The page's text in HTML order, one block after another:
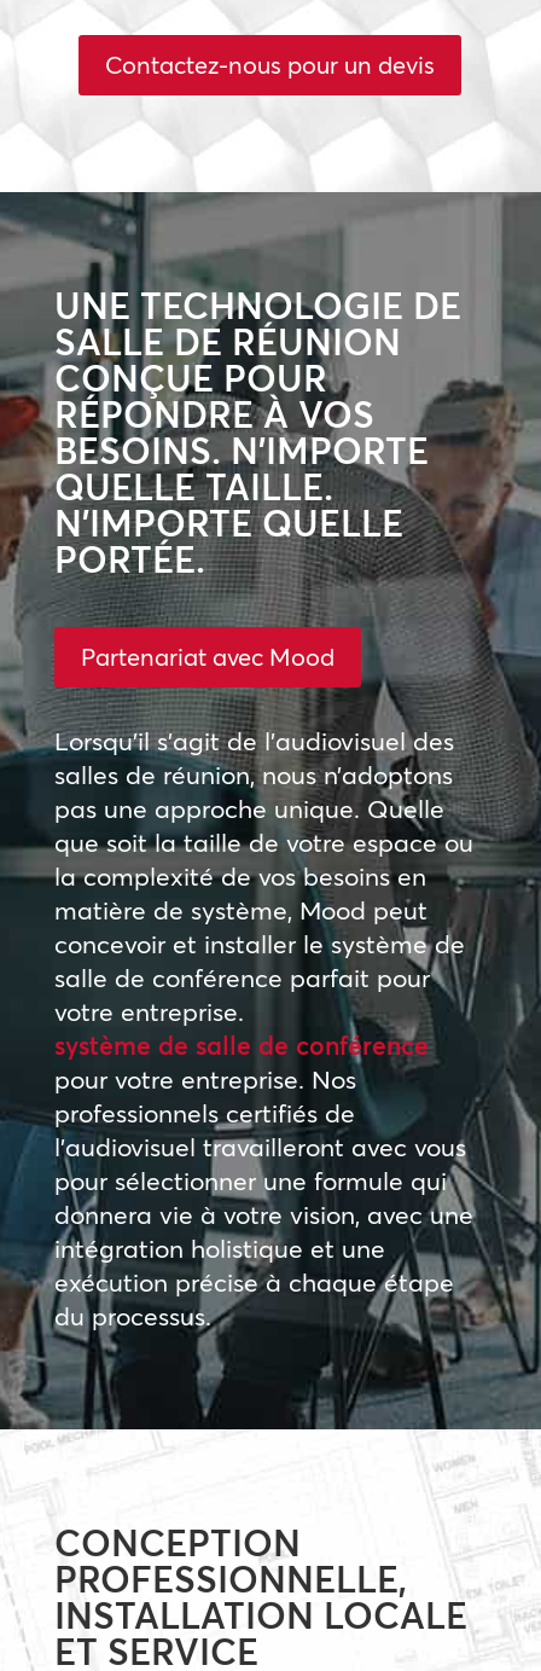
Contactez-nous pour un devis
UNE TECHNOLOGIE DE
SALLE DE RÉUNION
CONÇUE POUR
RÉPONDRE À VOS
BESOINS. N’IMPORTE
QUELLE TAILLE.
N’IMPORTE QUELLE
PORTÉE.
Partenariat avec Mood
Lorsqu’il s’agit de l’audiovisuel des
salles de réunion, nous n’adoptons
pas une approche unique. Quelle
que soit la taille de votre espace ou
la complexité de vos besoins en
matière de système, Mood peut
concevoir et installer le système de
salle de conférence parfait pour
votre entreprise.
système de salle de conférence
pour votre entreprise. Nos
professionnels certifiés de
l’audiovisuel travailleront avec vous
pour sélectionner une formule qui
donnera vie à votre vision, avec une
intégration holistique et une
exécution précise à chaque étape
du processus.
CONCEPTION
PROFESSIONNELLE,
INSTALLATION LOCALE
ET SERVICE